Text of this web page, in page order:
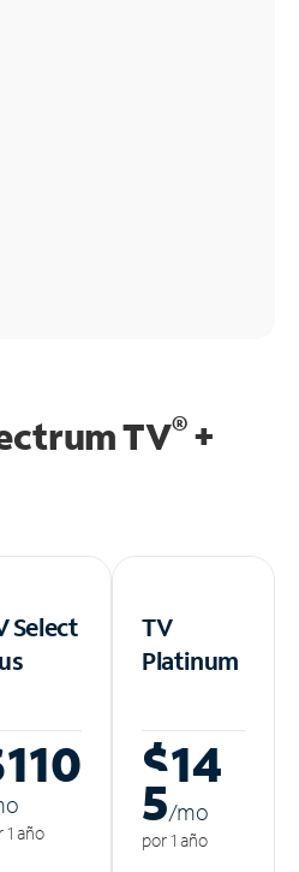
TV®+
Select
o
1 año
TV
Platinum
$14
5/mo
por 1 año